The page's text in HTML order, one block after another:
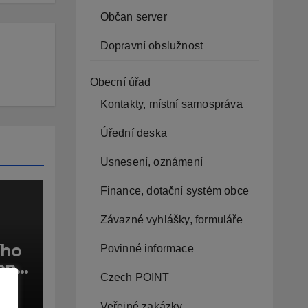
Občan server
Dopravní obslužnost
Obecní úřad
Kontakty, místní samospráva
Úřední deska
Usnesení, oznámení
Finance, dotační systém obce
Závazné vyhlášky, formuláře
Povinné informace
Czech POINT